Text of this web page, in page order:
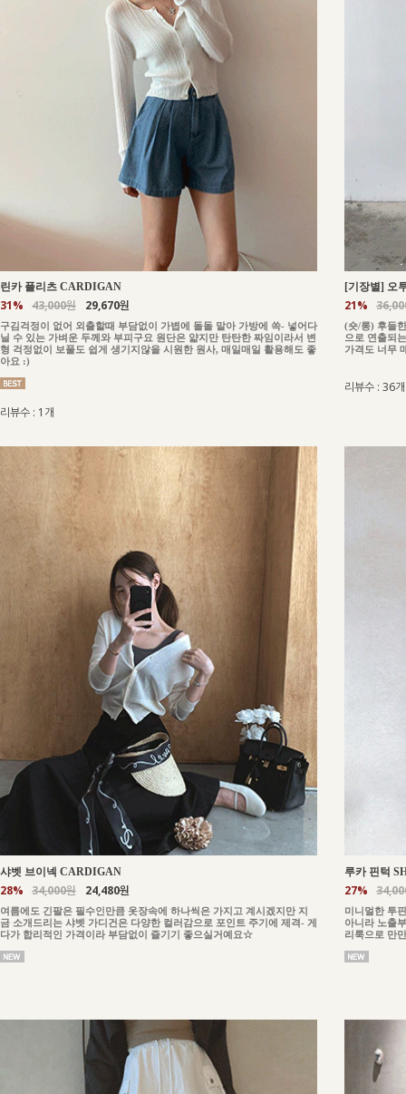
린카 플리츠 CARDIGAN
31% 43,000원 29,670원
구김걱정이 없어 외출할때 부담없이 가볍에 돌돌 말아 가방에 쏙- 넣어다
닐 수 있는 가벼운 두께와 부피구요 원단은 얇지만 탄탄한 짜임이라서 변
형 걱정없이 보풀도 쉽게 생기지않을 시원한 원사, 매일매일 활용해도 좋
아요 :)
리뷰수 : 1개
[기장별] 오
21%
(숏/롱) 후들
으로 연출되
가격도 너무
리뷰수 : 36개
샤벳 브이넥 CARDIGAN
28% 34,000원 24,480원
여름에도 긴팔은 필수인만큼 옷장속에 하나씩은 가지고 계시겠지만 지
금 소개드리는 샤벳 가디건은 다양한 컬러감으로 포인트 주기에 제격- 게
다가 합리적인 가격이라 부담없이 즐기기 좋으실거예요☆
루카 핀턱
27%
미니멀한 투
아니라 노출
리룩으로 만